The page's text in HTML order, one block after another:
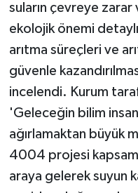
suların çevreye zarar
ekolojik önemi
arıtma süreçleri ve
güvenle
incelendi. Kurum
'Geleceğin bilim
ağırlamaktan büyük
4004 projesi
araya gelerek suyun